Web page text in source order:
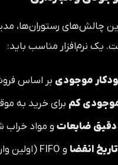
چالش‌های رستوران‌ها،
یک نرم‌افزار مناسب باید:
موجودی بر اساس
کم برای خرید به
ضایعات و مواد خراب
انقضا و FIFO (اولین وارد، اولین خارج)